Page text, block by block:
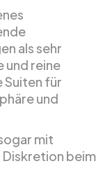
als sehr
und reine
Suiten für
und
mit
beim